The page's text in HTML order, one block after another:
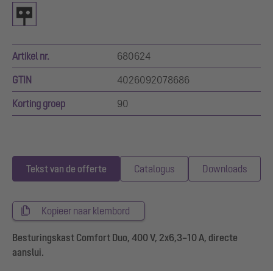
Artikel nr. 680624
GTIN 4026092078686
Korting groep 90
Tekst van de offerte Catalogus Downloads
Kopieer naar klembord
Besturingskast Comfort Duo, 400 V, 2x6,3–10 A, directe
aanslui.